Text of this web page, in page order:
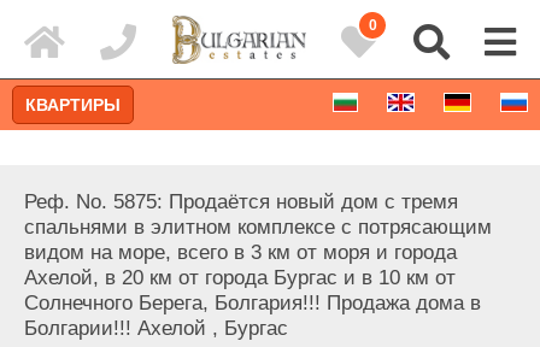
0
КВАРТИРЫ
Реф. No. 5875: Продаётся новый дом с тремя
спальнями в элитном комплексе с потрясающим
видом на море, всего в 3 км от моря и города
Ахелой, в 20 км от города Бургас и в 10 км от
Солнечного Берега, Болгария!!! Продажа дома в
Болгарии!!! Ахелой , Бургас